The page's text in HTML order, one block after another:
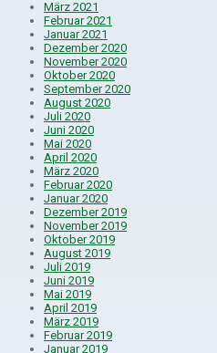
März 2021
Februar 2021
Januar 2021
Dezember 2020
November 2020
Oktober 2020
September 2020
August 2020
Juli 2020
Juni 2020
Mai 2020
April 2020
März 2020
Februar 2020
Januar 2020
Dezember 2019
November 2019
Oktober 2019
August 2019
Juli 2019
Juni 2019
Mai 2019
April 2019
März 2019
Februar 2019
Januar 2019